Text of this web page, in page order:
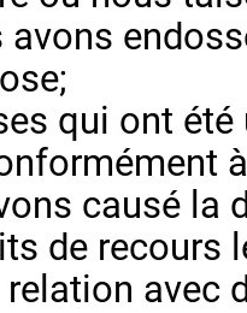
qui ont
causé la
de recours
avec